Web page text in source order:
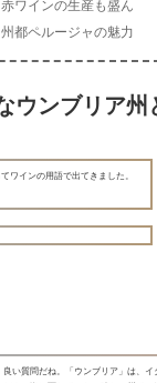
赤ワインの生産も盛ん
州都ペルージャの魅力
ウンブリア州
ワインの用語で出てきました。
良い質問だね。「ウンブリア」は、